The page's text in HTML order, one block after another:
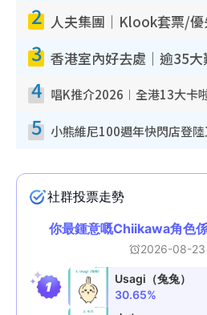
2
3
4
5